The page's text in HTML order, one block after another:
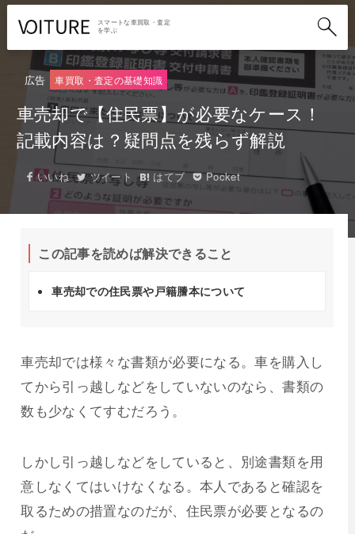
スマートな車買取・査定
を学ぶ
広告 車買取・査定の基礎知識
車売却で【住民票】が必要なケース！
記載内容は？疑問点を残らず解説
いいね ツイート はてブ Pocket
この記事を読めば解決できること
車売却での住民票や戸籍謄本について
車売却では様々な書類が必要になる。車を購入し
てから引っ越しなどをしていないのなら、書類の
数も少なくてすむだろう。
しかし引っ越しなどをしていると、別途書類を用
意しなくてはいけなくなる。本人であると確認を
取るための措置なのだが、住民票が必要となるの